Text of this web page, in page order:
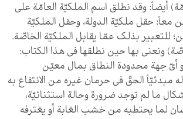
أيضاً: وقد نطلق اسم الملكيّة العامّة على
معاً: حقل ملكيّة الدولة، وحقل الملكيّة
للتعبير بذلك عمّا يقابل الملكيّة الخاصّة.
ونعني بها حين نطلقها في هذا الكتاب:
أيّ جهة محدودة النطاق بمال معيّن
مبدئيّاً الحقّ في حرمان غيره من الانتفاع به
ما لم توجد ضرورة وحالة استثنائيّة،
لما يحتطبه من خشب الغابة أو يغترفه